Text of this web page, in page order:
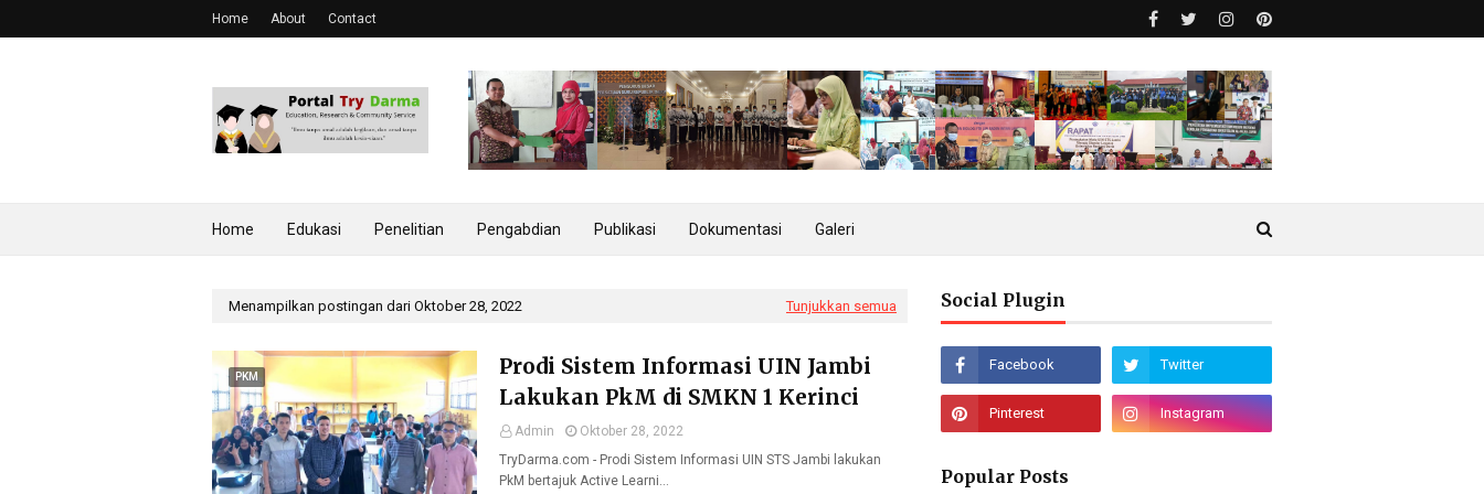
Home About Contact
Home Edukasi Penelitian Pengabdian Publikasi Dokumentasi Galeri
Menampilkan postingan dari Oktober 28, 2022 Tunjukkan semua
PKM
Prodi Sistem Informasi UIN Jambi
Lakukan PkM di SMKN 1 Kerinci
Admin
Oktober 28, 2022
TryDarma.com - Prodi Sistem Informasi UIN STS Jambi lakukan
PkM bertajuk Active Learni…
Social Plugin
Popular Posts